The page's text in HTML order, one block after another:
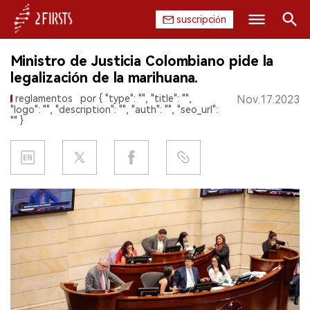
suscripción
INICIO
EMPRESA
CHINA
DATOS
EXPOSICIÓN
ENTREVISTA
Buscar
Ministro de Justicia Colombiano pide la
legalización de la marihuana.
reglamentos
por { "type": "", "title": "",
"logo": "", "description": "", "auth": "", "seo_url":
"" }
Nov.17.2023